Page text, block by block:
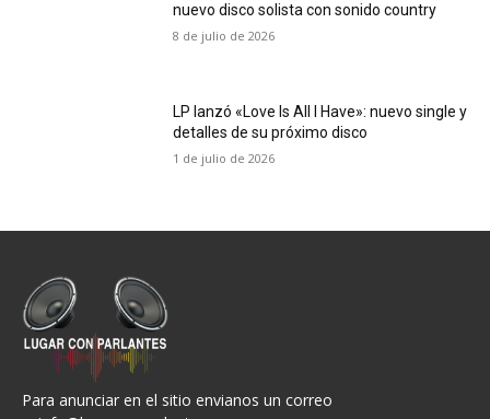
nuevo disco solista con sonido country
8 de julio de 2026
LP lanzó «Love Is All I Have»: nuevo single y
detalles de su próximo disco
1 de julio de 2026
Para anunciar en el sitio envianos un correo